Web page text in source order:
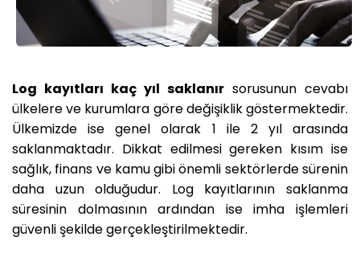
Log kayıtları kaç yıl saklanır sorusunun cevabı
ülkelere ve kurumlara göre değişiklik göstermektedir.
Ülkemizde ise genel olarak 1 ile 2 yıl arasında
saklanmaktadır. Dikkat edilmesi gereken kısım ise
sağlık, finans ve kamu gibi önemli sektörlerde sürenin
daha uzun olduğudur. Log kayıtlarının saklanma
süresinin dolmasının ardından ise imha işlemleri
güvenli şekilde gerçekleştirilmektedir.